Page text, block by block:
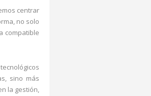
centrar
no solo
compatible
sino más
la gestión,